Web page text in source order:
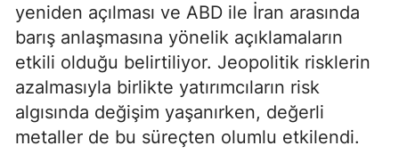
yeniden açılması ve ABD ile İran arasında
barış anlaşmasına yönelik açıklamaların
etkili olduğu belirtiliyor. Jeopolitik risklerin
azalmasıyla birlikte yatırımcıların risk
algısında değişim yaşanırken, değerli
metaller de bu süreçten olumlu etkilendi.